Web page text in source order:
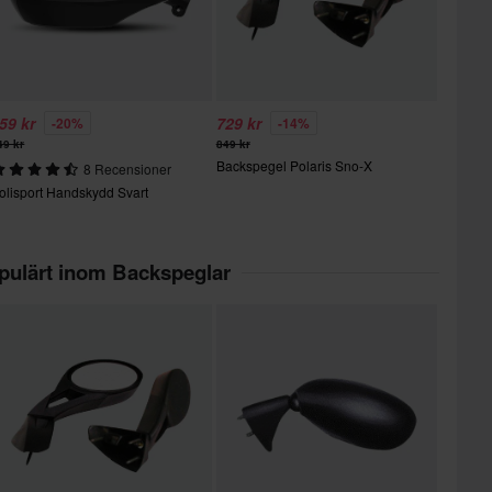
kr -20%
kr
8 Recensioner
Handskydd Svart
729 kr -14%
849 kr
Backspegel Polaris Sno-X
inom Backspeglar